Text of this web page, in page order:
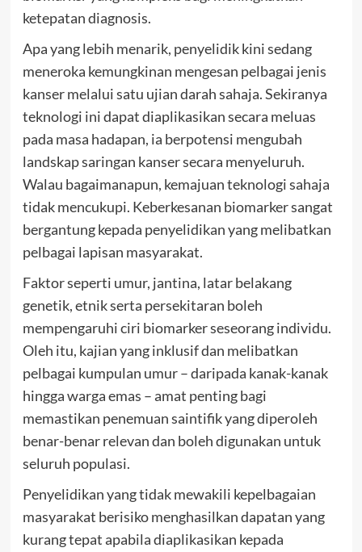
ketepatan diagnosis.
Apa yang lebih menarik, penyelidik kini sedang
meneroka kemungkinan mengesan pelbagai jenis
kanser melalui satu ujian darah sahaja. Sekiranya
teknologi ini dapat diaplikasikan secara meluas
pada masa hadapan, ia berpotensi mengubah
landskap saringan kanser secara menyeluruh.
Walau bagaimanapun, kemajuan teknologi sahaja
tidak mencukupi. Keberkesanan biomarker sangat
bergantung kepada penyelidikan yang melibatkan
pelbagai lapisan masyarakat.
Faktor seperti umur, jantina, latar belakang
genetik, etnik serta persekitaran boleh
mempengaruhi ciri biomarker seseorang individu.
Oleh itu, kajian yang inklusif dan melibatkan
pelbagai kumpulan umur – daripada kanak-kanak
hingga warga emas – amat penting bagi
memastikan penemuan saintifik yang diperoleh
benar-benar relevan dan boleh digunakan untuk
seluruh populasi.
Penyelidikan yang tidak mewakili kepelbagaian
masyarakat berisiko menghasilkan dapatan yang
kurang tepat apabila diaplikasikan kepada